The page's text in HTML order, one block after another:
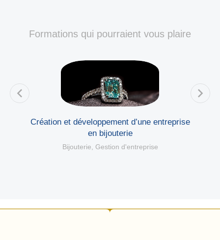
Formations qui pourraient vous plaire
Création et développement d’une entreprise
en bijouterie
Bijouterie, Gestion d'entreprise